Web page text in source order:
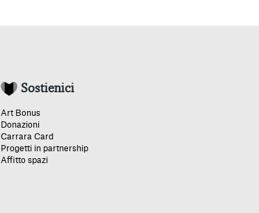
Sostienici
Art Bonus
Donazioni
Carrara Card
Progetti in partnership
Affitto spazi